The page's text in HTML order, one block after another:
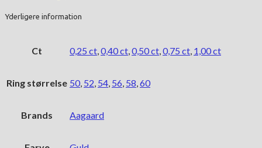
Yderligere information
Ct 0,25 ct,0,40 ct,0,50 ct,0,75 ct, 1,00 ct
Ring størrelse 50, 52, 54, 56, 58,60
Brands Aagaard